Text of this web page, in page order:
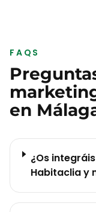
FAQS
en
¿Os
Habitaclia y